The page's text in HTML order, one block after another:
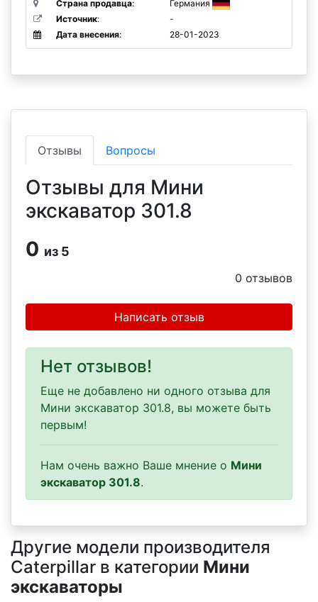
Страна продавца:
Германия
Источник:
-
Дата внесения: 28-01-2023
Отзывы Вопросы
Отзывы для Мини
экскаватор 301.8
0 из 5
0 отзывов
Написать отзыв
Нет отзывов!
Еще не добавлено ни одного отзыва для
Мини экскаватор 301.8, вы можете быть
первым!
Нам очень важно Ваше мнение о Мини
экскаватор 301.8.
Другие модели производителя
Caterpillar в категории Мини
экскаваторы